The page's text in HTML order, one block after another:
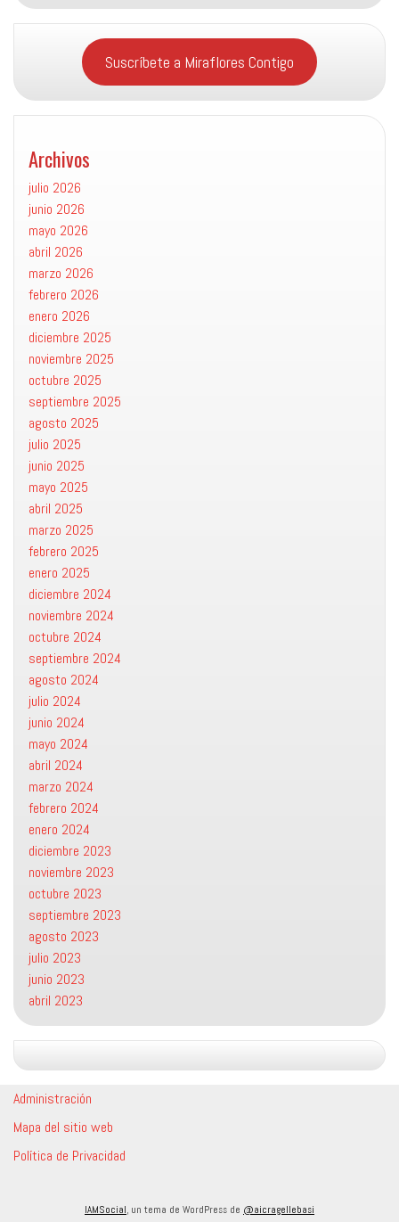
Suscríbete a Miraflores Contigo
Archivos
julio 2026
junio 2026
mayo 2026
abril 2026
marzo 2026
febrero 2026
enero 2026
diciembre 2025
noviembre 2025
octubre 2025
septiembre 2025
agosto 2025
julio 2025
junio 2025
mayo 2025
abril 2025
marzo 2025
febrero 2025
enero 2025
diciembre 2024
noviembre 2024
octubre 2024
septiembre 2024
agosto 2024
julio 2024
junio 2024
mayo 2024
abril 2024
marzo 2024
febrero 2024
enero 2024
diciembre 2023
noviembre 2023
octubre 2023
septiembre 2023
agosto 2023
julio 2023
junio 2023
abril 2023
Administración
Mapa del sitio web
Política de Privacidad
IAMSocial, un tema de WordPress de @aicragellebasi